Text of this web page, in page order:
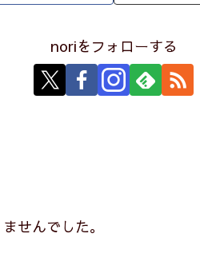
noriをフォローする
せんでした。